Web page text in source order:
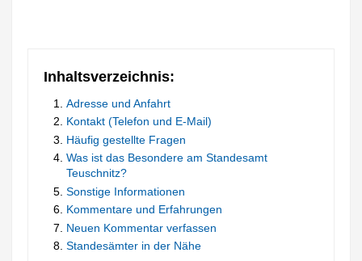
Inhaltsverzeichnis:
Adresse und Anfahrt
Kontakt (Telefon und E-Mail)
Häufig gestellte Fragen
Was ist das Besondere am Standesamt
Teuschnitz?
Sonstige Informationen
Kommentare und Erfahrungen
Neuen Kommentar verfassen
Standesämter in der Nähe